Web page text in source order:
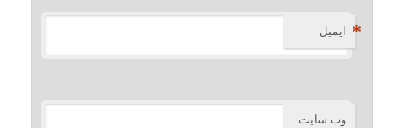
ایمیل *
وب‌ سایت